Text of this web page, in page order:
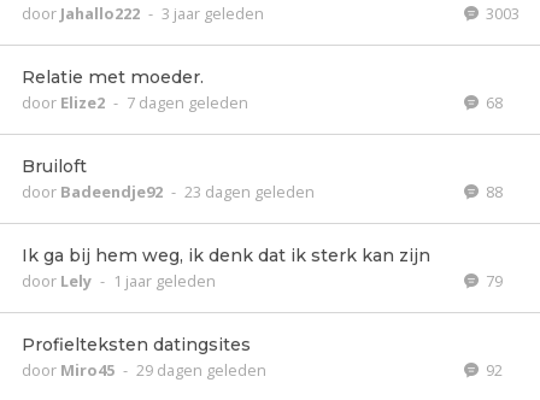
door Jahallo222 - 3 jaar geleden 3003
Relatie met moeder.
door Elize2 - 7 dagen geleden 68
Bruiloft
door Badeendje92 - 23 dagen geleden 88
Ik ga bij hem weg, ik denk dat ik sterk kan zijn
door Lely - 1 jaar geleden 79
Profielteksten datingsites
door Miro45 - 29 dagen geleden 92